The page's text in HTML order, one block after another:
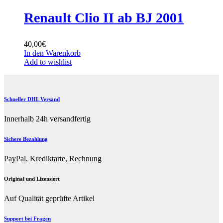
Renault Clio II ab BJ 2001
40,00€
In den Warenkorb
Add to wishlist
Schneller DHL Versand
Innerhalb 24h versandfertig
Sichere Bezahlung
PayPal, Krediktarte, Rechnung
Original und Lizensiert
Auf Qualität geprüfte Artikel
Support bei Fragen